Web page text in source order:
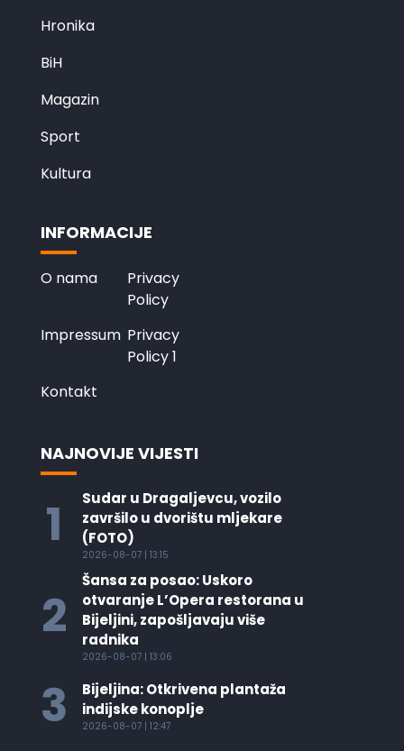
Hronika
BiH
Magazin
Sport
Kultura
INFORMACIJE
O nama
Privacy
Policy
Impressum Privacy
Policy 1
Kontakt
NAJNOVIJE VIJESTI
1
Sudar u Dragaljevcu, vozilo
završilo u dvorištu mljekare
(FOTO)
2026-08-07 | 13:15
2
Šansa za posao: Uskoro
otvaranje L’Opera restorana u
Bijeljini, zapošljavaju više
radnika
2026-08-07 | 13:06
3
Bijeljina: Otkrivena plantaža
indijske konoplje
2026-08-07 | 12:47